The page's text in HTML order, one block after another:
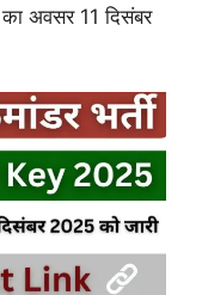
अवसर 11 दिसंबर